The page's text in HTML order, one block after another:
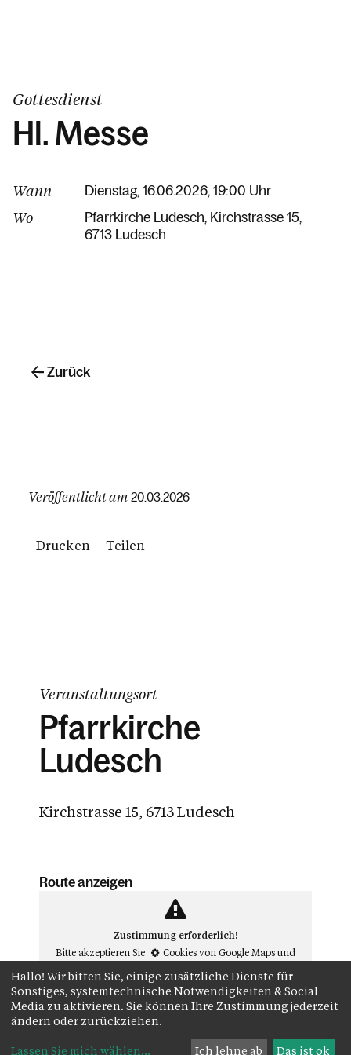
Gottesdienst
Hl. Messe
Wann Dienstag, 16.06.2026, 19:00 Uhr
Wo Pfarrkirche Ludesch Kirchstrasse 15
6713 Ludesch
Veröffentlicht am 20.03.2026
Drucken Teilen
Zurück
Veranstaltungsort
Pfarrkirche
Ludesch
Kirchstrasse 15, 6713 Ludesch
Route anzeigen
Zustimmung erforderlich!
Bitte akzeptieren Sie
Cookies von Google Mapsund
können.##
Hallo! Wir bitten Sie, einige zusätzliche Dienste für
Sonstiges, systemtechnische Notwendigkeiten & Social
Media zu aktivieren. Sie können Ihre Zustimmung jederzeit
ändern oder zurückziehen.
Lassen Sie mich wählen... Ich lehne ab Das ist ok